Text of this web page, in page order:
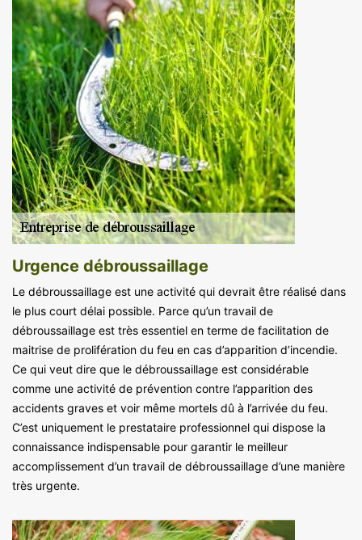
Urgence débroussaillage
Le débroussaillage est une activité qui devrait être réalisé dans
le plus court délai possible. Parce qu’un travail de
débroussaillage est très essentiel en terme de facilitation de
maitrise de prolifération du feu en cas d’apparition d’incendie.
Ce qui veut dire que le débroussaillage est considérable
comme une activité de prévention contre l’apparition des
accidents graves et voir même mortels dû à l’arrivée du feu.
C’est uniquement le prestataire professionnel qui dispose la
connaissance indispensable pour garantir le meilleur
accomplissement d’un travail de débroussaillage d’une manière
très urgente.